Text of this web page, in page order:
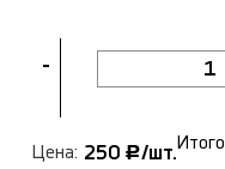
-
Цена: 250 Р/шт.